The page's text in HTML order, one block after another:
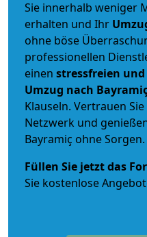
Sie innerhalb weniger
erhalten und Ihr
ohne böse
professionellen
einen stressfreien
Umzug nach
Klauseln. Vertrauen
Netzwerk und
Bayramiç ohne Sorgen.
Füllen Sie jetzt das
Sie kostenlose